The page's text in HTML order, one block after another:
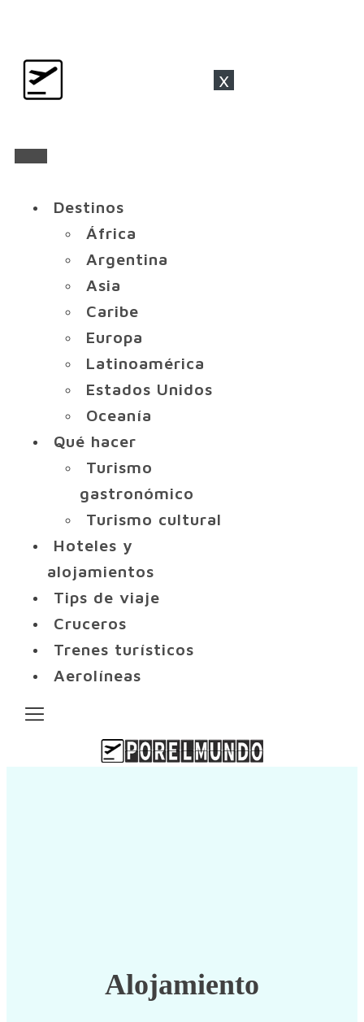
x
Destinos
África
Argentina
Asia
Caribe
Europa
Latinoamérica
Estados Unidos
Oceanía
Qué hacer
Turismo
gastronómico
Turismo cultural
Hoteles y
alojamientos
Tips de viaje
Cruceros
Trenes turísticos
Aerolíneas
Alojamiento